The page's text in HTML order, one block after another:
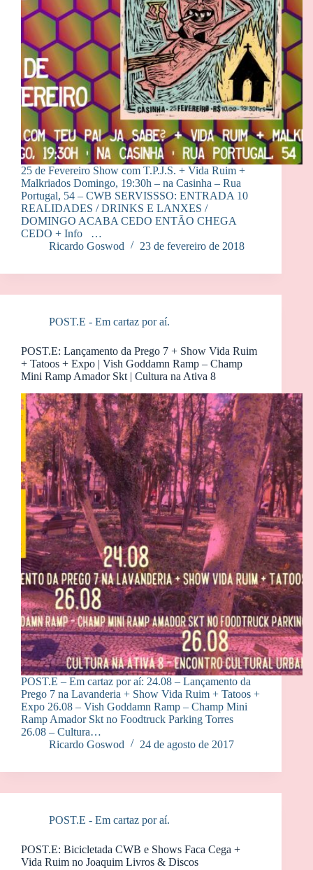
25 de Fevereiro Show com T.P.J.S. + Vida Ruim +
Malkriados Domingo, 19:30h – na Casinha – Rua
Portugal, 54 – CWB SERVISSSO: ENTRADA 10
REALIDADES / DRINKS E LANXES /
DOMINGO ACABA CEDO ENTÃO CHEGA
CEDO + Info …
Ricardo Goswod
23 de fevereiro de 2018
POST.E - Em cartaz por aí.
POST.E: Lançamento da Prego 7 + Show Vida Ruim
+ Tatoos + Expo | Vish Goddamn Ramp – Champ
Mini Ramp Amador Skt | Cultura na Ativa 8
POST.E – Em cartaz por aí: 24.08 – Lançamento da
Prego 7 na Lavanderia + Show Vida Ruim + Tatoos +
Expo 26.08 – Vish Goddamn Ramp – Champ Mini
Ramp Amador Skt no Foodtruck Parking Torres
26.08 – Cultura…
Ricardo Goswod
24 de agosto de 2017
POST.E - Em cartaz por aí.
POST.E: Bicicletada CWB e Shows Faca Cega +
Vida Ruim no Joaquim Livros & Discos